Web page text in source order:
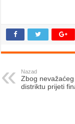
Nazad
Zbog
distriktu prijeti